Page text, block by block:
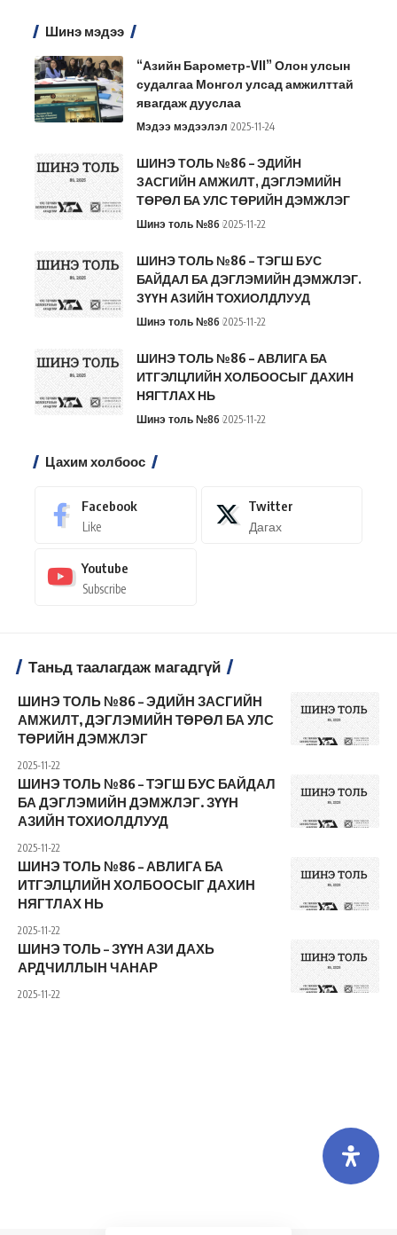
Шинэ мэдээ
“Азийн Барометр-VII” Олон улсын
судалгаа Монгол улсад амжилттай
явагдаж дууслаа
Мэдээ мэдээлэл 2025-11-24
ШИНЭ ТОЛЬ №86 – ЭДИЙН
ЗАСГИЙН АМЖИЛТ, ДЭГЛЭМИЙН
ТӨРӨЛ БА УЛС ТӨРИЙН ДЭМЖЛЭГ
Шинэ толь №86 2025-11-22
ШИНЭ ТОЛЬ №86 – ТЭГШ БУС
БАЙДАЛ БА ДЭГЛЭМИЙН ДЭМЖЛЭГ.
ЗҮҮН АЗИЙН ТОХИОЛДЛУУД
Шинэ толь №86 2025-11-22
ШИНЭ ТОЛЬ №86 – АВЛИГА БА
ИТГЭЛЦЛИЙН ХОЛБООСЫГ ДАХИН
НЯГТЛАХ НЬ
Шинэ толь №86 2025-11-22
Цахим холбоос
Facebook
Like
Twitter
Дагах
Youtube
Subscribe
Таньд таалагдаж магадгүй
ШИНЭ ТОЛЬ №86 – ЭДИЙН ЗАСГИЙН
АМЖИЛТ, ДЭГЛЭМИЙН ТӨРӨЛ БА УЛС
ТӨРИЙН ДЭМЖЛЭГ
2025-11-22
ШИНЭ ТОЛЬ №86 – ТЭГШ БУС БАЙДАЛ
БА ДЭГЛЭМИЙН ДЭМЖЛЭГ. ЗҮҮН
АЗИЙН ТОХИОЛДЛУУД
2025-11-22
ШИНЭ ТОЛЬ №86 – АВЛИГА БА
ИТГЭЛЦЛИЙН ХОЛБООСЫГ ДАХИН
НЯГТЛАХ НЬ
2025-11-22
ШИНЭ ТОЛЬ – ЗҮҮН АЗИ ДАХЬ
АРДЧИЛЛЫН ЧАНАР
2025-11-22